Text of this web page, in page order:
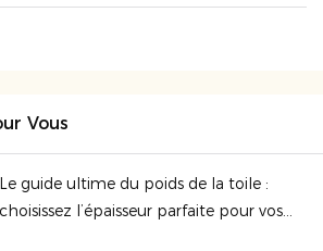
Vous
Le guide ultime du poids de la toile :
choisissez l’épaisseur parfaite pour vos